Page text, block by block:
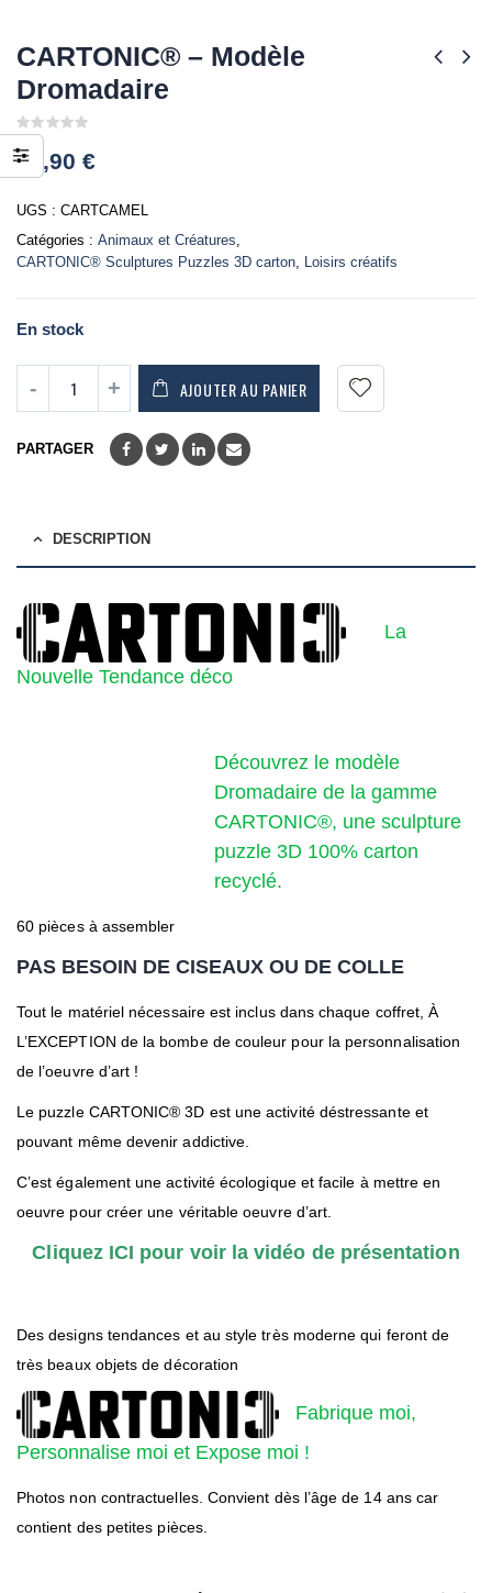
CARTONIC® – Modèle
Dromadaire
out
36,90 €
UGS : CARTCAMEL
Catégories : Animaux et Créatures
CARTONIC® Sculptures Puzzles 3D carton Loisirs créatifs
En stock
AJOUTER AU PANIER
PARTAGER
DESCRIPTION
La
Nouvelle Tendance déco
Découvrez le modèle
Dromadaire de la gamme
CARTONIC®, une sculpture
puzzle 3D 100% carton
recyclé.
60 pièces à assembler
PAS BESOIN DE CISEAUX OU DE COLLE
Tout le matériel nécessaire est inclus dans chaque coffret, À
L’EXCEPTION de la bombe de couleur pour la personnalisation
de l’oeuvre d’art !
Le puzzle CARTONIC® 3D est une activité déstressante et
pouvant même devenir addictive.
C’est également une activité écologique et facile à mettre en
oeuvre pour créer une véritable oeuvre d’art.
Cliquez ICI pour voir la vidéo de présentation
Des designs tendances et au style très moderne qui feront de
très beaux objets de décoration
Fabrique moi,
Personnalise moi et Expose moi !
Photos non contractuelles. Convient dès l’âge de 14 ans car
contient des petites pièces.